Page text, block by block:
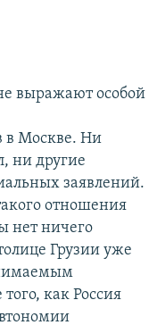
выражают особой
в Москве. Ни
ни другие
заявлений.
отношения
нет ничего
Грузии уже
как Россия